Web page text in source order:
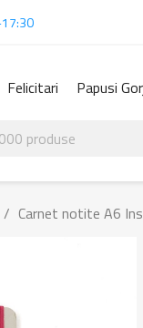
Felicitari Papusi
Carnet notite A6